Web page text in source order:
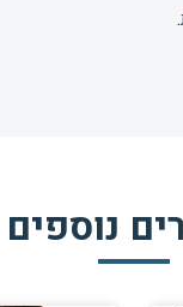
.
נוספים